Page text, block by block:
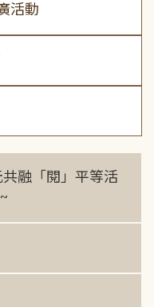
活動
共融「閱」平等活